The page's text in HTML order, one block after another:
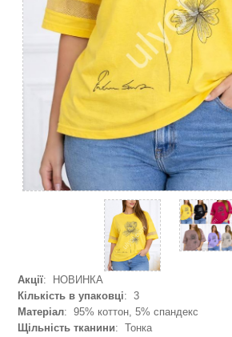
Акції: НОВИНКА
Кількість в упаковці: 3
Матеріал: 95% коттон, 5% спандекс
Щільність тканини: Тонка